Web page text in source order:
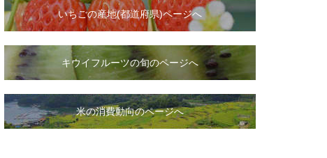
いちごの産地(都道府県)ページへ
キウイフルーツの旬のページへ
米の消費動向のページへ